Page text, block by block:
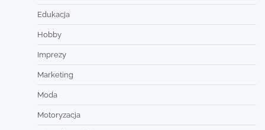
Edukacja
Hobby
Imprezy
Marketing
Moda
Motoryzacja